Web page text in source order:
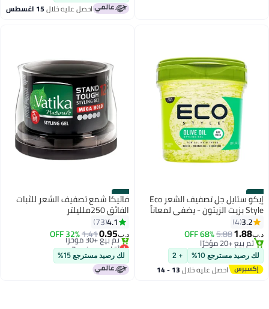
احصل عليه خلال15 اغسطس
#49 إيكو ستايل جل تصفيف الشعر Eco
Style بزيت الزيتون - يضفي لمعاناً
ويتحكم في الأطراف المتقصفة -
يرطب فروة الرأس - يغذي ويصلح
الشعر - يوفر ثباتاً فائقاً وخفيف الوزن
أونصة
3.2
4
د.ب‏1.88
5.88
68% OFF
تم بيع +20 مؤخرًا
تم بيع +20 مؤخرًا
لك رصيد مسترجع 10% + 2
احصل عليه خلال 13 - 14
#50
فاتيكا شمع تصفيف الشعر للثبات
الفائق 250ملليلتر
4.1
73
د.ب‏0.95
1.41
32% OFF
أقل سعر في 7 يوم
بتخلّص بسرعة
تم بيع +30 مؤخرًا
أقل سعر في 7 يوم
لك رصيد مسترجع 15%